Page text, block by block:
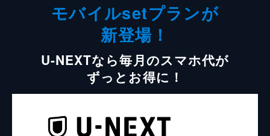
モバイルsetプランが
新登場！
U-NEXTなら毎月のスマホ代が
ずっとお得に！